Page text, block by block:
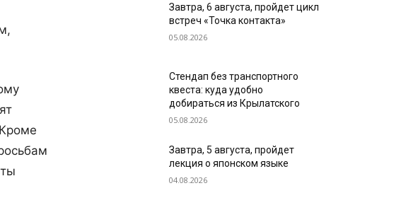
Завтра, 6 августа, пройдет цикл
встреч «Точка контакта»
05.08.2026
Стендап без транспортного
квеста: куда удобно
добираться из Крылатского
05.08.2026
Завтра, 5 августа, пройдет
лекция о японском языке
04.08.2026